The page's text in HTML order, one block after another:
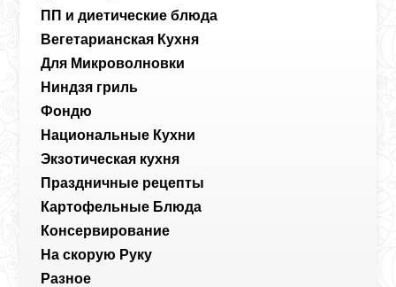
ПП и диетические блюда
Вегетарианская Кухня
Для Микроволновки
Ниндзя гриль
Фондю
Национальные Кухни
Экзотическая кухня
Праздничные рецепты
Картофельные Блюда
Консервирование
На скорую Руку
Разное